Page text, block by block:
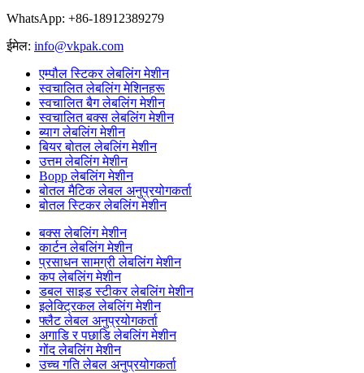
WhatsApp: +86-18912389279
ईमेल: info@vkpak.com
एम्पौल स्टिकर लेबलिंग मेशीन
स्वचालित लेबलिंग मेशिनहरू
स्वचालित बैग लेबलिंग मेशीन
स्वचालित बक्स लेबलिंग मेशीन
ब्याग लेबलिंग मेशीन
बियर बोतल लेबलिंग मेशीन
उत्तम लेबलिंग मेशीन
Bopp लेबलिंग मेशीन
बोतल मैटिक लेबल अनुप्रयोगकर्ता
बोतल स्टिकर लेबलिंग मेशीन
बक्स लेबलिंग मेशीन
कार्टन लेबलिंग मेशीन
प्रसाधन सामग्री लेबलिंग मेशीन
कप लेबलिंग मेशीन
डबल साइड स्टीकर लेबलिंग मेशीन
इलेक्ट्रिकल लेबलिंग मेशीन
फ्लैट लेबल अनुप्रयोगकर्ता
अगाडि र पछाडि लेबलिंग मेशीन
गोंद लेबलिंग मेशीन
उच्च गति लेबल अनुप्रयोगकर्ता